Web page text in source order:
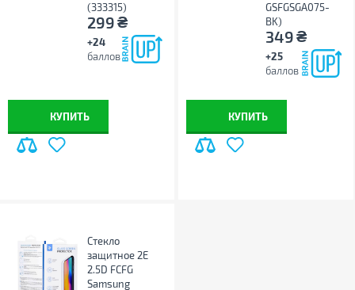
(333315)
299₴
+24
баллов
КУПИТЬ
GSFGSGA075-
BK)
349₴
+25
баллов
КУПИТЬ
Стекло
защитное 2E
2.5D FCFG
Samsung